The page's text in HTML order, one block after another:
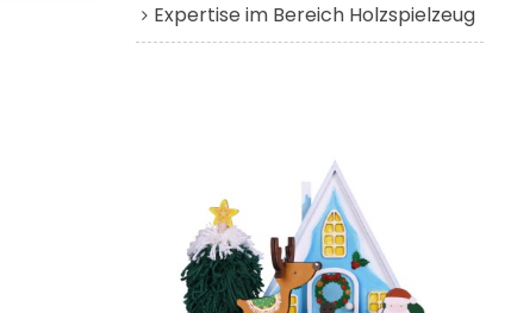
Expertise im Bereich Holzspielzeug